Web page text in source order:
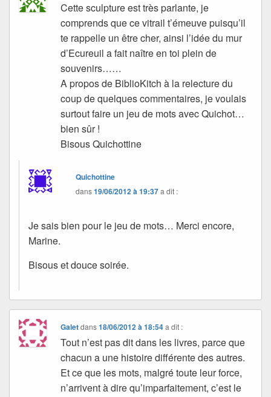
Cette sculpture est très parlante, je
comprends que ce vitrail t’émeuve puisqu’il
te rappelle un être cher, ainsi l’idée du mur
d’Ecureuil a fait naître en toi plein de
souvenirs……
A propos de BiblioKitch à la relecture du
coup de quelques commentaires, je voulais
surtout faire un jeu de mots avec Quichot…
bien sûr !
Bisous Quichottine
Quichottine
dans19/06/2012 à 19:37a dit :
Je sais bien pour le jeu de mots… Merci encore,
Marine.
Bisous et douce soirée.
Galetdans18/06/2012 à 18:54 a dit :
Tout n’est pas dit dans les livres, parce que
chacun a une histoire différente des autres.
Et ce que les mots, malgré toute leur force,
n’arrivent à dire qu’imparfaitement, c’est le